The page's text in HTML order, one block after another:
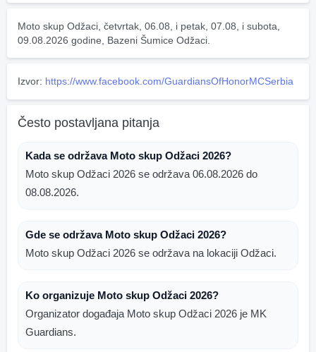
Moto skup Odžaci, četvrtak, 06.08, i petak, 07.08, i subota,
09.08.2026 godine, Bazeni Šumice Odžaci.
Izvor: https://www.facebook.com/GuardiansOfHonorMCSerbia
Često postavljana pitanja
Kada se održava Moto skup Odžaci 2026?
Moto skup Odžaci 2026 se održava 06.08.2026 do
08.08.2026.
Gde se održava Moto skup Odžaci 2026?
Moto skup Odžaci 2026 se održava na lokaciji Odžaci.
Ko organizuje Moto skup Odžaci 2026?
Organizator događaja Moto skup Odžaci 2026 je MK
Guardians.